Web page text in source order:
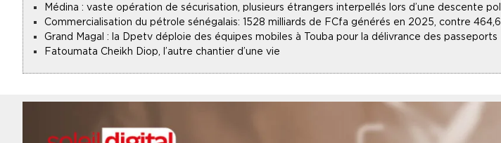
Médina : vaste opération de sécurisation, plusieurs étrangers interpellés lors d’une descente
Commercialisation du pétrole sénégalais : 1528 milliards de FCfa générés en 2025, contre
Grand Magal : la Dpetv déploie des équipes mobiles à Touba pour la délivrance des passeports
Fatoumata Cheikh Diop, l’autre chantier d’une vie